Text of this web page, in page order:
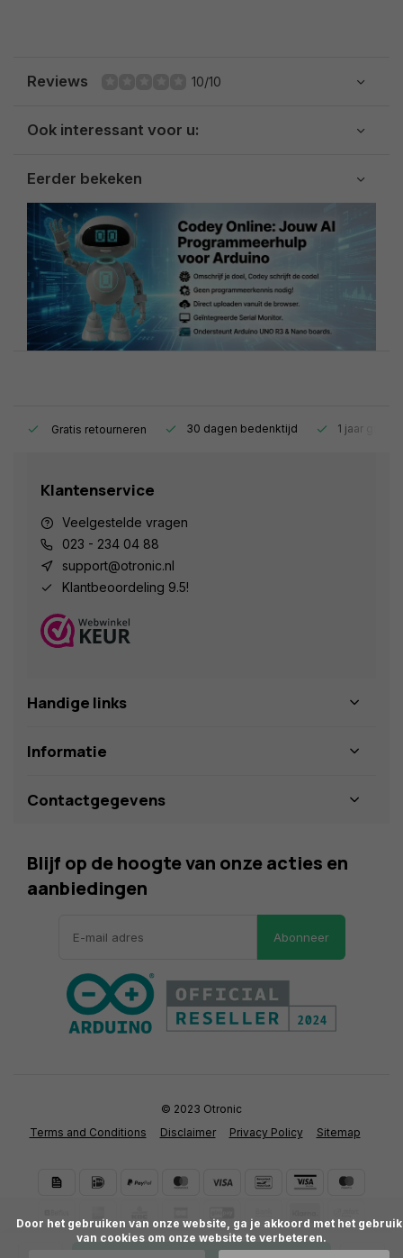
Reviews 10/10
Ook interessant voor u:
Eerder bekeken
Gratis retourneren 30 dagen bedenktijd 1 jaar
Klantenservice
Veelgestelde vragen
023 - 234 04 88
support@otronic.nl
Klantbeoordeling 9.5!
Handige links
Informatie
Contactgegevens
Blijf op de hoogte van onze acties en
aanbiedingen
Abonneer
Terms and Conditions Disclaimer Privacy Policy Sitemap
© 2023 Otronic
van cookies om onze website te verbeteren.